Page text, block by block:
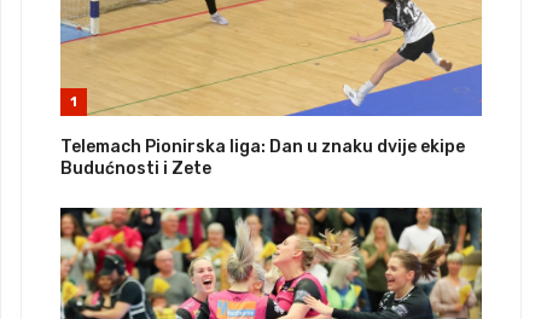
1
Telemach Pionirska liga: Dan u znaku dvije ekipe
Budućnosti i Zete